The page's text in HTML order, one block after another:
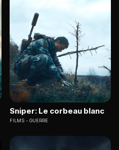
Sniper: Le corbeau blanc
FILMS GUERRE